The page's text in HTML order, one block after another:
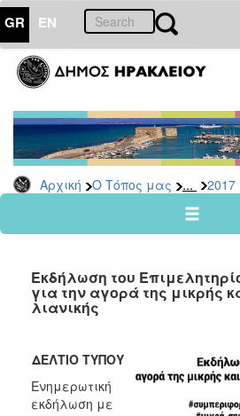
GR EN
Αρχική Ο Τόπος μας ... 2017
ΤΟΠΟΣ
ΜΑΣ
Ανακοινώσεις
Αρχείο
2026
2024
2022
2021
2019
2018
Εκδήλωση του
για την αγορά της μικρής
λιανικής
ΔΕΛΤΙΟ ΤΥΠΟΥ
Ενημερωτική
εκδήλωση με